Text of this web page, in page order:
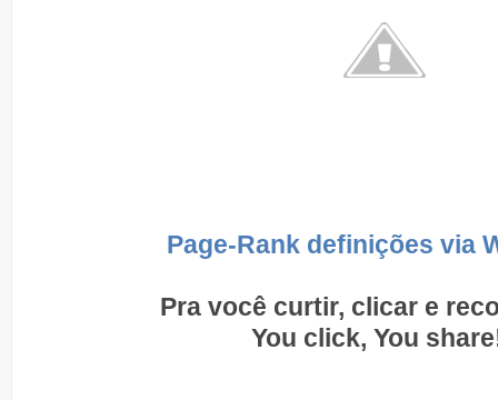
Page-Rank definições via
Pra você curtir, clicar e
You click, You